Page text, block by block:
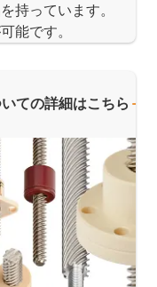
持っています。
能です。
ての詳細はこちら